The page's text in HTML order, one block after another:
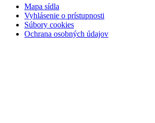
Mapa sídla
Vyhlásenie o prístupnosti
Súbory cookies
Ochrana osobných údajov